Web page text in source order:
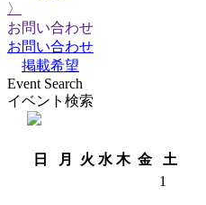
〉
お問い合わせ
お問い合わせ
掲載希望
Event Search
イベント検索
日
月 火 水 木 金
土
1